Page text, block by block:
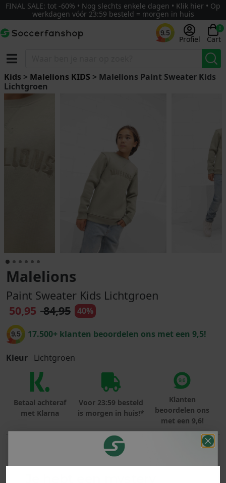
FINAL SALE: tot -60% • Nog slechts enkele dagen • Klik hier • Op
werkdagen vóór 23:59 besteld = morgen in huis
9.5
Profiel
0
Cart
Kids > Malelions KIDS > Malelions Paint Sweater Kids
Lichtgroen
Malelions
Paint Sweater Kids Lichtgroen
50,95 84,95 40%
9.5 17.500+ klanten beoordelen ons met een 9,5!
Kleur Lichtgroen
Betaal achteraf
met Klarna
Voor 23:59 besteld
is morgen in huis!*
Klanten
beoordelen ons
met een 9,6!
PRODUCTINFORMATIE